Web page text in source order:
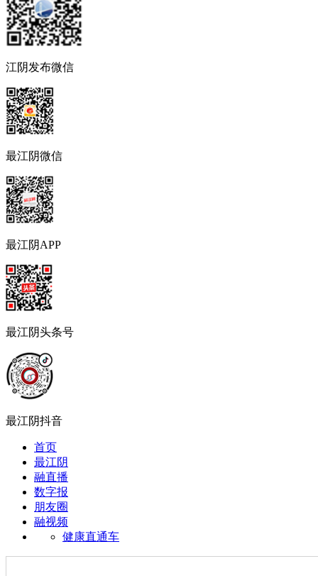
江阴发布微信
最江阴微信
最江阴APP
最江阴头条号
最江阴抖音
首页
最江阴
融直播
数字报
朋友圈
融视频
健康直通车